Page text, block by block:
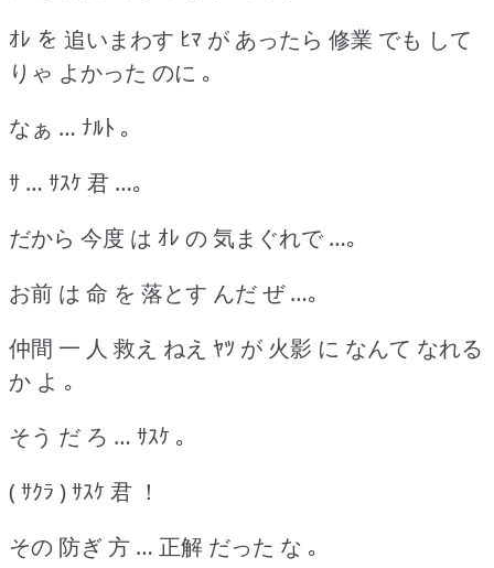
ｵﾚ を 追いまわす ﾋﾏ が あったら 修業 でも して
りゃ よかった のに ｡
なぁ … ﾅﾙﾄ ｡
ｻ … ｻｽｹ 君 …｡
だから 今度 は ｵﾚ の 気まぐれで …｡
お前 は 命 を 落とす んだ ぜ …｡
仲間 一 人 救え ねえ ﾔﾂ が 火影 に なんて なれる
か よ ｡
そう だ ろ … ｻｽｹ ｡
( ｻｸﾗ ) ｻｽｹ 君 ！
その 防ぎ 方 … 正解 だった な ｡